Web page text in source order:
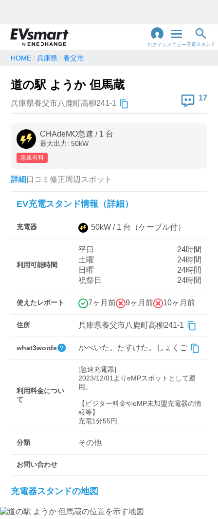
ログイン メニュー充電スタンド
地名・観光スポット・住所 で検索
充電器の種類
急速充電器のみ表示
高速道路上のみ表示
認証システム
三菱ディーラーを表示
日産ディーラーを表示
示
充電器の出力
中速-20kW-以上
検索する
HOME 兵庫県 養父市
道の駅 ようか 但馬蔵
兵庫県養父市八鹿町高柳241-1
17
CHAdeMO急速 / 1 台
最大出力: 50kW
急速有料
詳細口コミ 修正周辺スポット
EV充電スタンド情報（詳細）
充電器 50kW / 1 台 （ケーブル付）
利用可能時間
平日
24時間
土曜
24時間
日曜
24時間
祝祭日
24時間
使えたレポート 7ヶ月前 9ヶ月前 10ヶ月前
住所 兵庫県養父市八鹿町高柳241-1
what3words かべいた。たすけた。しょくご
利用料金につい
て
[急速充電器]
2023/12/01よりeMPスポットとして運
用。
【ビジター料金やeMP未加盟充電器の情
報等】
充電1分55円
分類 その他
お問い合わせ
充電器スタンドの地図